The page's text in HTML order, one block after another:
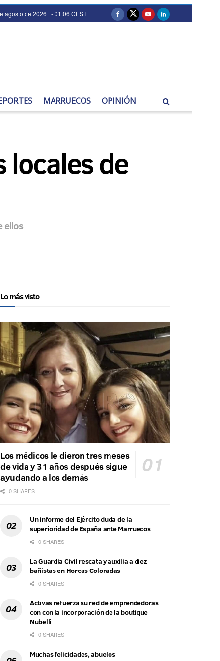
agosto de 2026 - 01:06 CEST
MARRUECOS OPINIÓN
locales de
ellos
Lo más visto
Los médicos le dieron tres meses
de vida y 31 años después sigue
ayudando a los demás
0 SHARES
Un informe del Ejército duda de la
superioridad de España ante Marruecos
0 SHARES
La Guardia Civil rescata y auxilia a diez
bañistas en Horcas Coloradas
0 SHARES
Activas refuerza su red de emprendedoras
con con la incorporación de la boutique
Nubelli
0 SHARES
Muchas felicidades, abuelos